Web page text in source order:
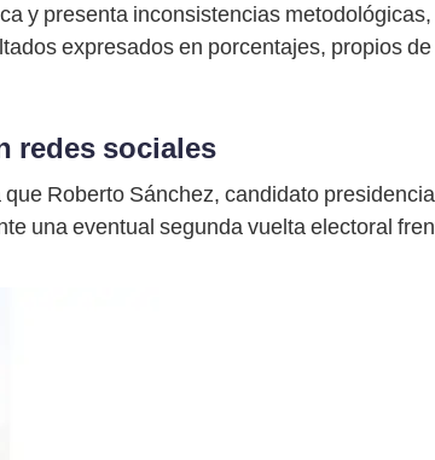
y presenta inconsistencias
expresados en porcentajes, propios
redes sociales
Roberto Sánchez, candidato
una eventual segunda vuelta electoral